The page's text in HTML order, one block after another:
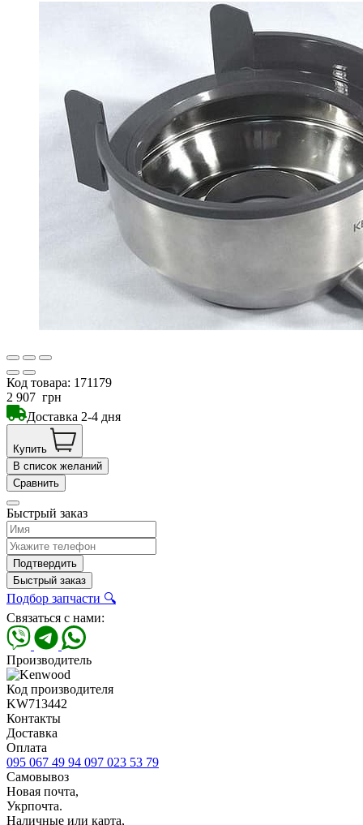
Код товара: 171179
2 907 грн
Доставка 2-4 дня
Купить
В список желаний
Сравнить
Быстрый заказ
Подтвердить
Быстрый заказ
Подбор запчасти 🔍
Связаться с нами:
Производитель
Код производителя
KW713442
Контакты
Доставка
Оплата
095 067 49 94 097 023 53 79
Самовывоз
Новая почта,
Укрпочта.
Наличные или карта,